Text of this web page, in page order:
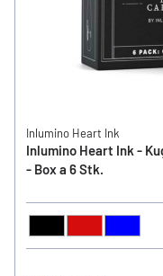
Inlumino Heart Ink
Inlumino Heart Ink -
- Box a 6 Stk.
FARBE